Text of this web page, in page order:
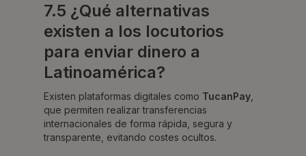
7.5 ¿Qué alternativas
existen a los locutorios
para enviar dinero a
Latinoamérica?
Existen plataformas digitales como TucanPay
que permiten realizar transferencias
internacionales de forma rápida, segura y
transparente, evitando costes ocultos.